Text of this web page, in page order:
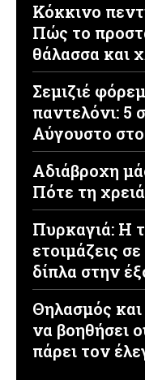
Κόκκινο
Πώς το
θάλασσα και
Σεμιζιέ
παντελόνι: 5
Αύγουστο
Αδιάβροχη
Πότε τη
Πυρκαγιά: Η
ετοιμάζεις
δίπλα στην
Θηλασμός
να βοηθήσει
πάρει τον